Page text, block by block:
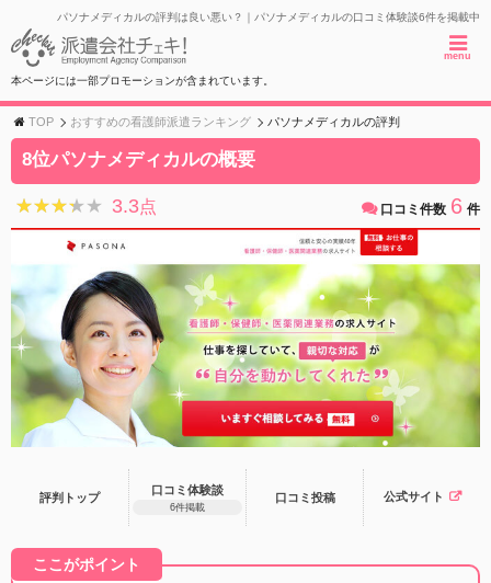
パソナメディカルの評判は良い悪い？｜パソナメディカルの口コミ体験談6件を掲載中
menu
本ページには一部プロモーションが含まれています。
TOP おすすめの看護師派遣ランキング パソナメディカルの評判
8位パソナメディカルの概要
★★★★★
★★★★★ 3.3点 口コミ件数 6 件
評判トップ
口コミ体験談
6件掲載
口コミ 投稿 公式サイト
ここがポイント